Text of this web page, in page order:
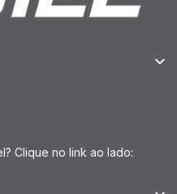
Clique no link ao lado: